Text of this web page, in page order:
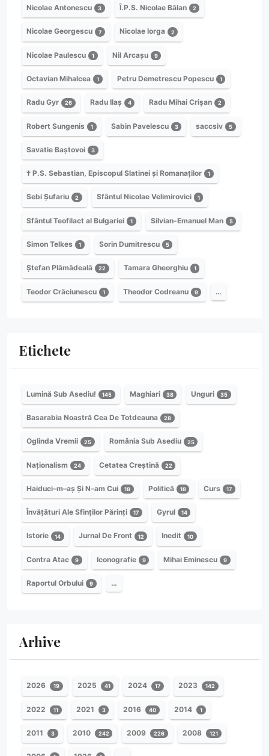
Nicolae Antonescu 3 Î.P.S. Nicolae Bălan 2
Nicolae Georgescu 7 Nicolae Iorga 2
Nicolae Paulescu 1 Nil Arcașu 9
Octavian Mihalcea 1 Petru Demetrescu Popescu 1
Radu Gyr 26 Radu Ilaș 4 Radu Mihai Crișan 2
Robert Sungenis 1 Sabin Pavelescu 3 saccsiv 5
Savatie Baștovoi 3
† P.S. Sebastian, Episcopul Slatinei și Romanaților 1
Sebi Șufariu 2 Sfântul Nicolae Velimirovici 1
Sfântul Teofilact al Bulgariei 1 Silvian-Emanuel Man 5
Simon Telkes 1 Sorin Dumitrescu 5
Ștefan Plămădeală 22 Tamara Gheorghiu 1
Teodor Crăciunescu 1 Theodor Codreanu 9 …
Etichete
Lumină Sub Asediu! 145 Maghiari 38 Unguri 35
Basarabia Noastră Cea De Totdeauna 28
Oglinda Vremii 25 România Sub Asediu 25
Naționalism 24 Cetatea Creștină 22
Haiduci–m–aș Și N–am Cui 18 Politică 18 Curs 17
Învățături Ale Sfinților Părinți 17 Gyrul 14
Istorie 14 Jurnal De Front 12 Inedit 10
Contra Atac 9 Iconografie 9 Mihai Eminescu 9
Raportul Orbului 9 …
Arhive
2026 19 2025 41 2024 17 2023 142
2022 11 2021 3 2016 40 2014 1
2011 3 2010 242 2009 226 2008 121